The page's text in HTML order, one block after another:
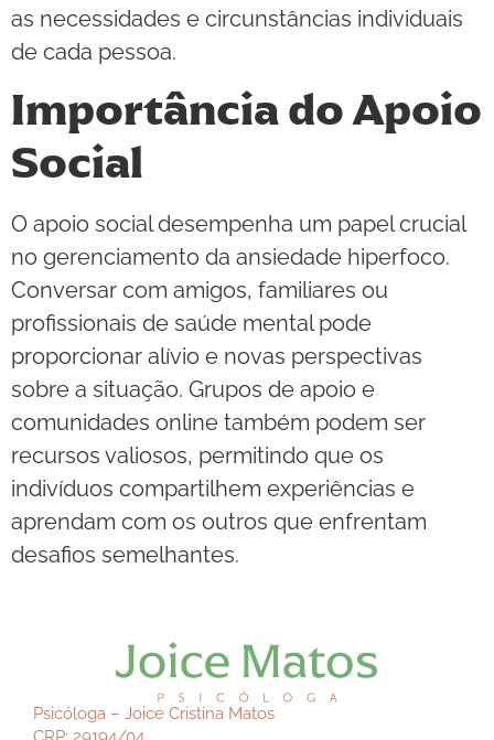
as necessidades e circunstâncias individuais
de cada pessoa.
Importância do Apoio
Social
O apoio social desempenha um papel crucial
no gerenciamento da ansiedade hiperfoco.
Conversar com amigos, familiares ou
profissionais de saúde mental pode
proporcionar alívio e novas perspectivas
sobre a situação. Grupos de apoio e
comunidades online também podem ser
recursos valiosos, permitindo que os
indivíduos compartilhem experiências e
aprendam com os outros que enfrentam
desafios semelhantes.
Psicóloga – Joice Cristina Matos